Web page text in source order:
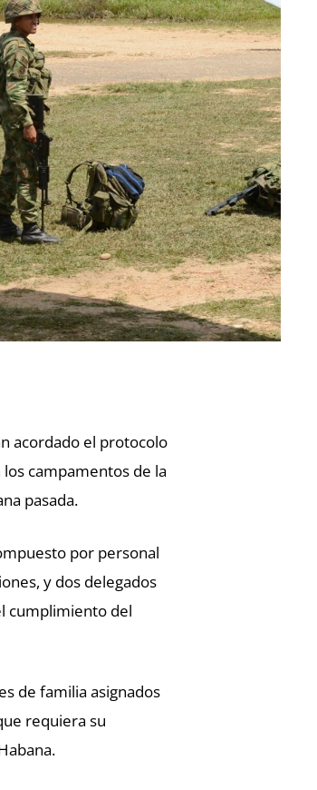
acordado el protocolo
campamentos de la
pasada.
por personal
y dos delegados
cumplimiento del
de familia asignados
requiera su